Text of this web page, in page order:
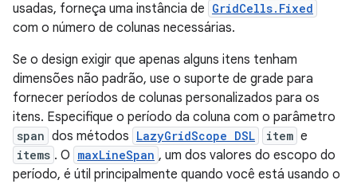
usadas, forneça uma instância de GridCells.Fixed
com o número de colunas necessárias.
Se o design exigir que apenas alguns itens tenham
dimensões não padrão, use o suporte de grade para
fornecer períodos de colunas personalizados para os
itens. Especifique o período da coluna com o parâmetro
span dos métodos LazyGridScope DSL item e
items . O maxLineSpan , um dos valores do escopo do
período, é útil principalmente quando você está usando o